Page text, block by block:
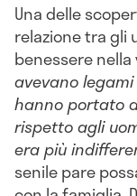
Una delle
relazione tra gli
benessere nella
avevano
hanno portato
rispetto agli
era più
senile pare